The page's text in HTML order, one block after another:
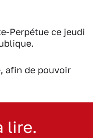
Perpétue ce jeudi
afin de pouvoir
lire.